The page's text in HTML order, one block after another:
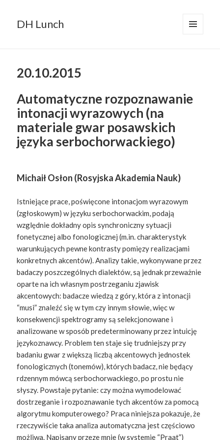
DH Lunch
20.10.2015
Automatyczne rozpoznawanie
intonacji wyrazowych (na
materiale gwar posawskich
języka serbochorwackiego)
Michaił Osłon (Rosyjska Akademia Nauk)
Istniejące prace, poświęcone intonacjom wyrazowym
(zgłoskowym) w języku serbochorwackim, podają
względnie dokładny opis synchroniczny sytuacji
fonetycznej albo fonologicznej (m.in. charakterystyk
warunkujących pewne kontrasty pomięzy realizacjami
konkretnych akcentów). Analizy takie, wykonywane przez
badaczy poszczególnych dialektów, są jednak przeważnie
oparte na ich własnym postrzeganiu zjawisk
akcentowych: badacze wiedzą z góry, która z intonacji
“musi” znaleźć się w tym czy innym słowie, więc w
konsekwencji spektrogramy są selekcjonowane i
analizowane w sposób predeterminowany przez intuicję
językoznawcy. Problem ten staje się trudniejszy przy
badaniu gwar z większą liczbą akcentowych jednostek
fonologicznych (tonemów), których badacz, nie będący
rdzennym mówcą serbochorwackiego, po prostu nie
słyszy. Powstaje pytanie: czy można wymodelować
dostrzeganie i rozpoznawanie tych akcentów za pomocą
algorytmu komputerowego? Praca niniejsza pokazuje, że
rzeczywiście taka analiza automatyczna jest częściowo
możliwa. Napisany przeze mnie (w systemie “Praat”)